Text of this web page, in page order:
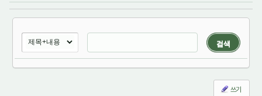
검색
쓰기